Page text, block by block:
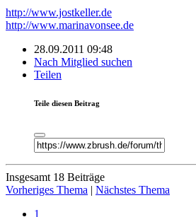
http://www.jostkeller.de
http://www.marinavonsee.de
28.09.2011 09:48
Nach Mitglied suchen
Teilen
Teile diesen Beitrag
Insgesamt 18 Beiträge
Vorheriges Thema | Nächstes Thema
1